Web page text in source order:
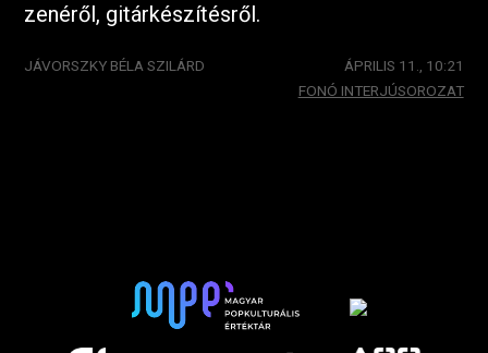
zenéről, gitárkészítésről.
JÁVORSZKY BÉLA SZILÁRD
ÁPRILIS 11., 10:21
FONÓ INTERJÚSOROZAT